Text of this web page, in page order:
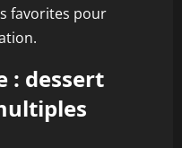
favorites pour
: dessert